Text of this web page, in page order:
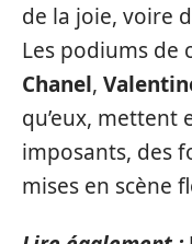
de la joie, voire
Les podiums de
Chanel,
qu’eux, mettent
imposants, des
mises en scène